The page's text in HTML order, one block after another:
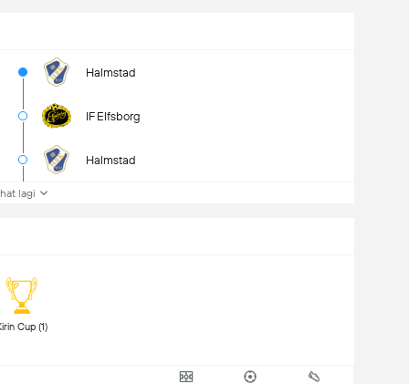
Halmstad
IF Elfsborg
Halmstad
lagi